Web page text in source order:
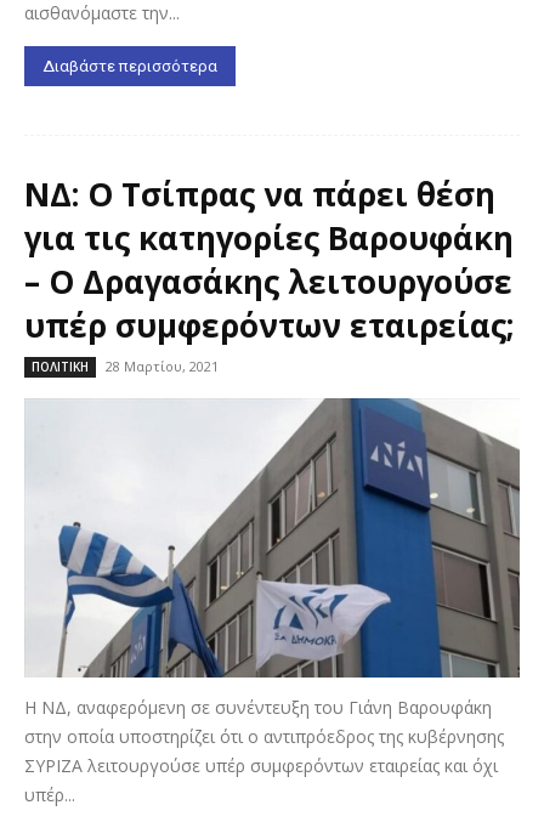
αισθανόμαστε την...
Διαβάστε περισσότερα
ΝΔ: Ο Τσίπρας να πάρει θέση
για τις κατηγορίες Βαρουφάκη
– Ο Δραγασάκης λειτουργούσε
υπέρ συμφερόντων εταιρείας;
ΠΟΛΙΤΙΚΗ 28 Μαρτίου, 2021
Η ΝΔ, αναφερόμενη σε συνέντευξη του Γιάνη Βαρουφάκη
στην οποία υποστηρίζει ότι ο αντιπρόεδρος της κυβέρνησης
ΣΥΡΙΖΑ λειτουργούσε υπέρ συμφερόντων εταιρείας και όχι
υπέρ...